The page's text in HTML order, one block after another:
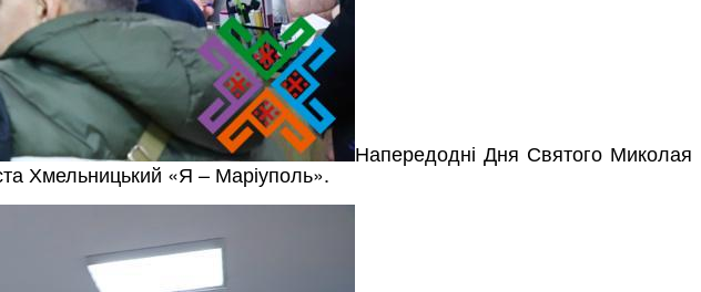
Напередодні Дня Святого Миколая
Хмельницький «Я – Маріуполь».